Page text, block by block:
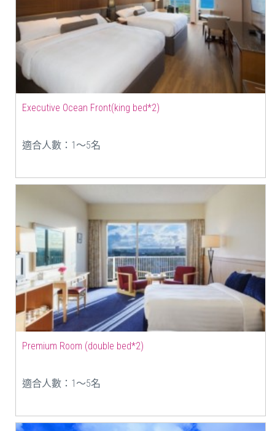
Executive Ocean Front(king bed*2)
適合人數：1〜5名
Premium Room (double bed*2)
適合人數：1〜5名